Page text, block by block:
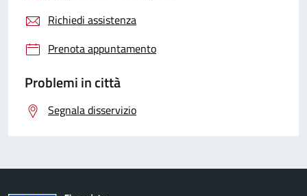
Richiedi assistenza
Prenota appuntamento
Problemi in città
Segnala disservizio